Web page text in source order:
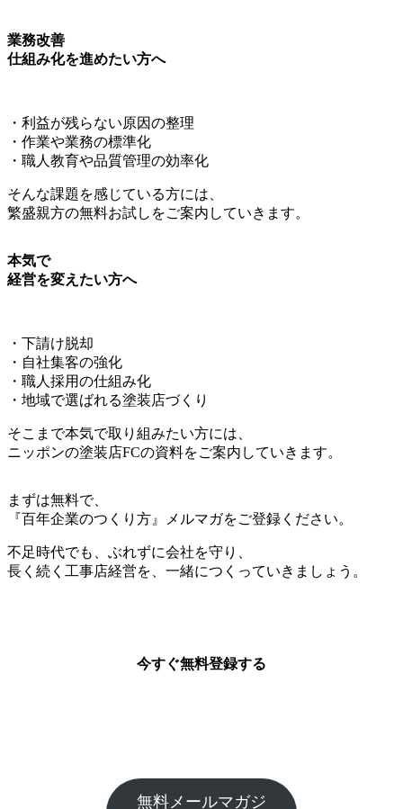
業務改善
仕組み化を進めたい方へ
・利益が残らない原因の整理
・作業や業務の標準化
・職人教育や品質管理の効率化
そんな課題を感じている方には、
繁盛親方の無料お試しをご案内していきます。
本気で
経営を変えたい方へ
・下請け脱却
・自社集客の強化
・職人採用の仕組み化
・地域で選ばれる塗装店づくり
そこまで本気で取り組みたい方には、
ニッポンの塗装店FCの資料をご案内していきます。
まずは無料で、
『百年企業のつくり方』メルマガをご登録ください。
不足時代でも、ぶれずに会社を守り、
長く続く工事店経営を、一緒につくっていきましょう。
今すぐ無料登録する
無料メールマガジ